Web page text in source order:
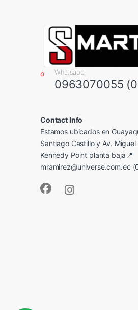
Whatsapp
0963070055
Contact Info
Estamos ubicados en
Santiago Castillo y Av.
Kennedy Point planta baja📍
mramirez@universe.com.ec